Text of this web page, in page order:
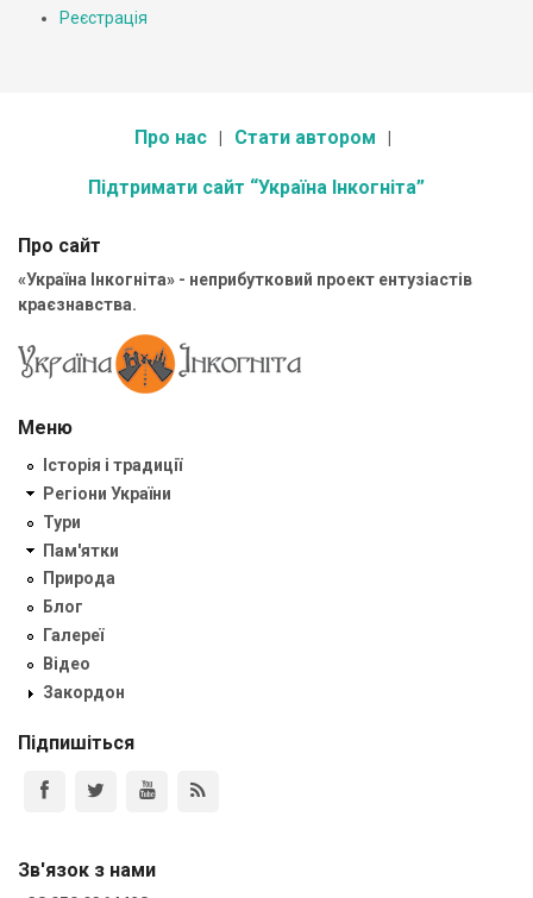
Реєстрація
Про нас Стати автором
Підтримати сайт “Україна Інкогніта”
Про сайт
«Україна Інкогніта» - неприбутковий проект ентузіастів
краєзнавства.
Меню
Історія і традиції
Регіони України
Тури
Пам'ятки
Природа
Блог
Галереї
Відео
Закордон
Підпишіться
Зв'язок з нами